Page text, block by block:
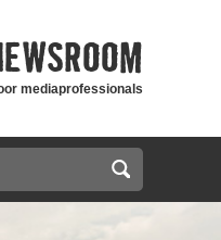
mediaprofessionals